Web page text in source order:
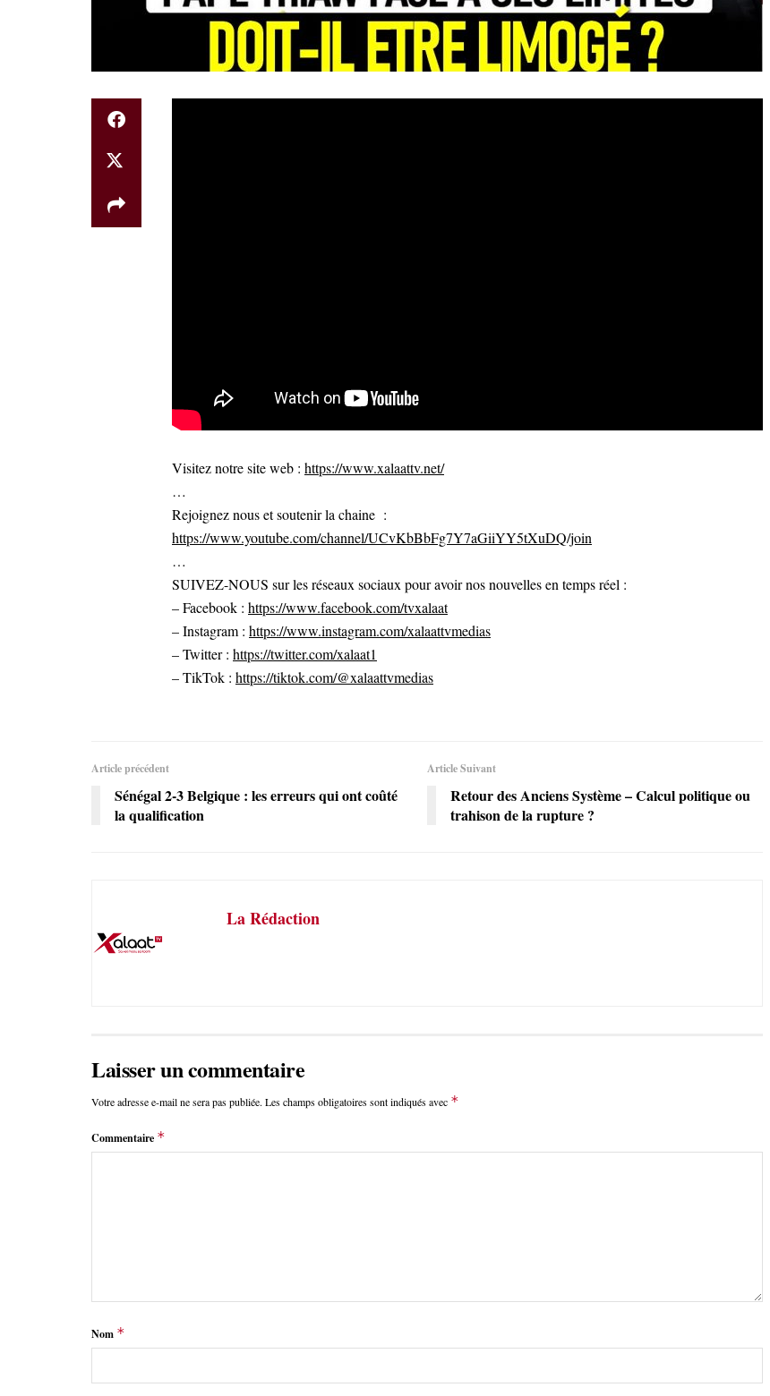
Visitez notre site web : https://www.xalaattv.net/
…
Rejoignez nous et soutenir la chaine :
https://www.youtube.com/channel/UCvKbBbFg7Y7aGiiYY5tXuDQ/join
…
SUIVEZ-NOUS sur les réseaux sociaux pour avoir nos nouvelles en temps réel :
– Facebook : https://www.facebook.com/tvxalaat
– Instagram : https://www.instagram.com/xalaattvmedias
– Twitter : https://twitter.com/xalaat1
– TikTok : https://tiktok.com/@xalaattvmedias
Article précédent
Sénégal 2-3 Belgique : les erreurs qui ont coûté
la qualification
Article Suivant
Retour des Anciens Système – Calcul politique ou
trahison de la rupture ?
La Rédaction
Laisser un commentaire
Votre adresse e-mail ne sera pas publiée. Les champs obligatoires sont indiqués avec *
Commentaire *
Nom *